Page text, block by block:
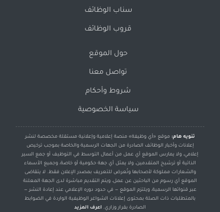
سناب الوظائف
قروب الوظائف
حول الموقع
تواصل معنا
شروط وأحكام
سياسة الخصوصية
تنويه هام: موقع «أي وظيفة» منصة إعلامية وإعلانية مستقلة مخصصة لنشر
إعلانات وأخبار الوظائف الصادرة من الجهات الرسمية والخاصة بموجب ترخيص
إعلامي، ولا يمارس الموقع أي عمل من أعمال التوسط في التوظيف أو جمع السير
الذاتية أو ترشيح المتقدمين، ولا يمثل أي جهة حكومية أو خاصة، وجميع الأسماء
والشعارات مملوكة لأصحابها وتُعرض للتعريف بمصدر الإعلان فقط. لا يتقاضى
الموقع أي رسوم من الباحثين عن عمل، ويتم التقديم مباشرة لدى الجهة المعلنة
عبر قنواتها الرسمية، ويلتزم الموقع — في حدود دوره الإعلامي عند إعادة النشر —
بالمتطلبات ذات الصلة بمحتوى إعلانات الشواغر الوظيفية الواردة في الضوابط
الصادرة بقرار وزاري. اعرف المزيد